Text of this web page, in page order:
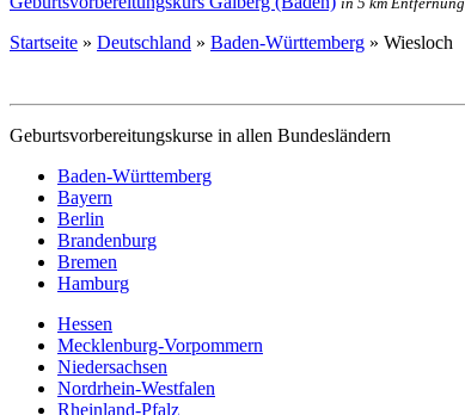
Startseite » Deutschland » Baden-Württemberg » Wiesloch
Geburtsvorbereitungskurse in allen Bundesländern
Baden-Württemberg
Bayern
Berlin
Brandenburg
Bremen
Hamburg
Hessen
Mecklenburg-Vorpommern
Niedersachsen
Nordrhein-Westfalen
Rheinland-Pfalz